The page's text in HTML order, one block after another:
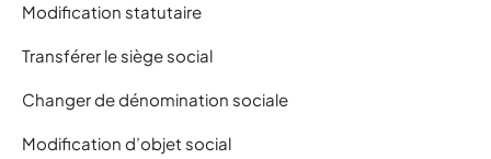
Modification statutaire
Transférer le siège social
Changer de dénomination sociale
Modification d’objet social